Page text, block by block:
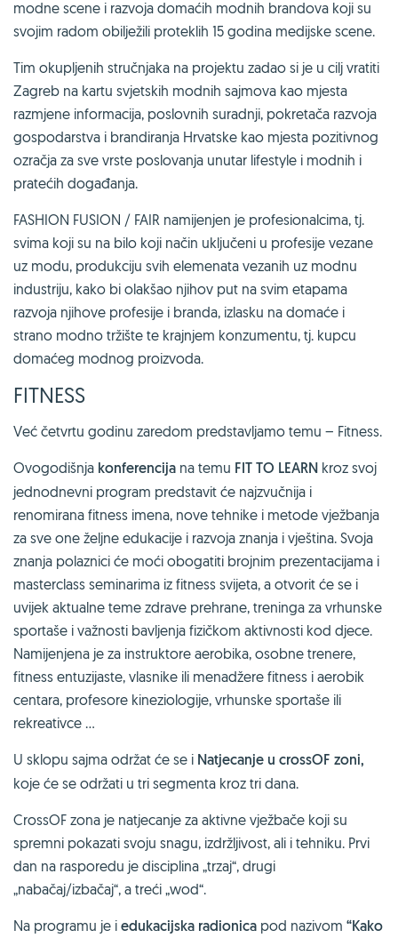
modne scene i razvoja domaćih modnih brandova koji su
svojim radom obilježili proteklih 15 godina medijske scene.
Tim okupljenih stručnjaka na projektu zadao si je u cilj vratiti
Zagreb na kartu svjetskih modnih sajmova kao mjesta
razmjene informacija, poslovnih suradnji, pokretača razvoja
gospodarstva i brandiranja Hrvatske kao mjesta pozitivnog
ozračja za sve vrste poslovanja unutar lifestyle i modnih i
pratećih događanja.
FASHION FUSION / FAIR namijenjen je profesionalcima, tj.
svima koji su na bilo koji način uključeni u profesije vezane
uz modu, produkciju svih elemenata vezanih uz modnu
industriju, kako bi olakšao njihov put na svim etapama
razvoja njihove profesije i branda, izlasku na domaće i
strano modno tržište te krajnjem konzumentu, tj. kupcu
domaćeg modnog proizvoda.
FITNESS
Već četvrtu godinu zaredom predstavljamo temu – Fitness.
Ovogodišnja konferencija na temu FIT TO LEARN kroz svoj
jednodnevni program predstavit će najzvučnija i
renomirana fitness imena, nove tehnike i metode vježbanja
za sve one željne edukacije i razvoja znanja i vještina. Svoja
znanja polaznici će moći obogatiti brojnim prezentacijama i
masterclass seminarima iz fitness svijeta, a otvorit će se i
uvijek aktualne teme zdrave prehrane, treninga za vrhunske
sportaše i važnosti bavljenja fizičkom aktivnosti kod djece.
Namijenjena je za instruktore aerobika, osobne trenere,
fitness entuzijaste, vlasnike ili menadžere fitness i aerobik
centara, profesore kineziologije, vrhunske sportaše ili
rekreativce …
U sklopu sajma održat će se i Natjecanje u crossOF zoni,
koje će se održati u tri segmenta kroz tri dana.
CrossOF zona je natjecanje za aktivne vježbače koji su
spremni pokazati svoju snagu, izdržljivost, ali i tehniku. Prvi
dan na rasporedu je disciplina „trzaj“, drugi
„nabačaj/izbačaj“, a treći „wod“.
Na programu je i edukacijska radionica pod nazivom “Kako